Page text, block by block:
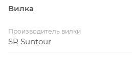
Вилка
Производитель вилки
SR Suntour